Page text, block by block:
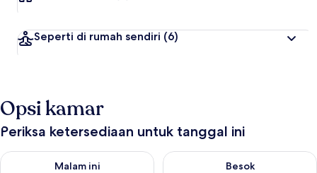
Seperti di rumah sendiri (6)
Opsi kamar
Periksa ketersediaan untuk tanggal ini
Malam ini
Periksa ketersediaan untuk malam ini Agu 6 - Agu 7
Besok
Periksa ketersediaan untuk